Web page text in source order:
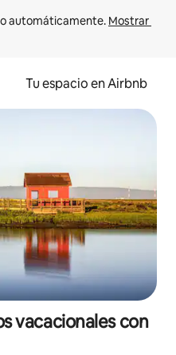
automáticamente. Mostrar
Tu espacio en Airbnb
vacacionales con